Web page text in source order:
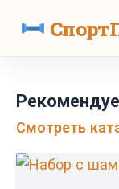
Смотреть